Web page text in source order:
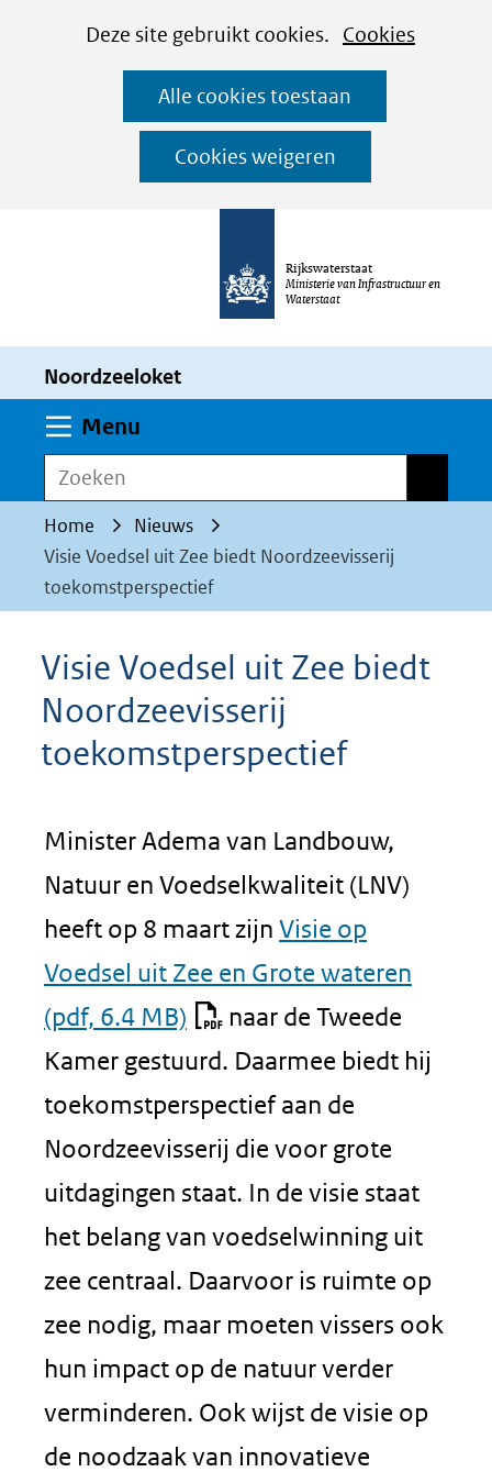
CookiesDeze site gebruikt cookies. Cookies
worden
toegestaan
geweigerd.
Alle cookies toestaan
Cookies weigeren
Ga
naar
de
inhoud
Rijkswaterstaat
Ministerie van Infrastructuur en
Waterstaat
Noordzeeloket
Menu
Zoeken
Home
Nieuws
Visie Voedsel uit Zee biedt Noordzeevisserij
toekomstperspectief
Visie Voedsel uit Zee biedt
Noordzeevisserij
toekomstperspectief
Minister Adema van Landbouw,
Natuur en Voedselkwaliteit (LNV)
heeft op 8 maart zijn Visie op
Voedsel uit Zee en Grote wateren
(pdf, 6.4 MB)
naar de Tweede
Kamer gestuurd. Daarmee biedt hij
toekomstperspectief aan de
Noordzeevisserij die voor grote
uitdagingen staat. In de visie staat
het belang van voedselwinning uit
zee centraal. Daarvoor is ruimte op
zee nodig, maar moeten vissers ook
hun impact op de natuur verder
verminderen. Ook wijst de visie op
de noodzaak van innovatieve